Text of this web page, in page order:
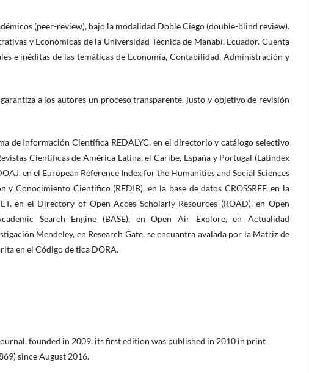
(peer-review), bajo la modalidad Doble Ciego (double-blind review).
y Económicas de la Universidad Técnica de Manabí, Ecuador. Cuenta
e inéditas de las temáticas de Economía, Contabilidad, Administración y
a los autores un proceso transparente, justo y objetivo de revisión
de Información Científica REDALYC, en el directorio y catálogo selectivo
Científicas de América Latina, el Caribe, España y Portugal (Latindex
en el European Reference Index for the Humanities and Social Sciences
y Conocimiento Científico (REDIB), en la base de datos CROSSREF, en la
en el Directory of Open Acces Scholarly Resources (ROAD), en Open
Search Engine (BASE), en Open Air Explore, en Actualidad
Mendeley, en Research Gate, se encuantra avalada por la Matriz de
en el Código de tica DORA.
founded in 2009, its first edition was published in 2010 in print
since August 2016.